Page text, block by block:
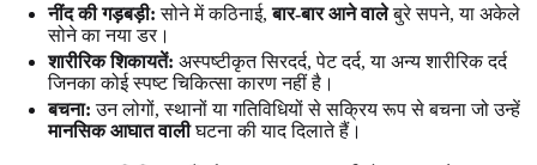
नींद की गड़बड़ी: सोने में कठिनाई,बार-बार आने वालेबुरे सपने, या अकेले
सोने का नया डर।
शारीरिक शिकायतें: अस्पष्टीकृत सिरदर्द, पेट दर्द, या अन्य शारीरिक दर्द
जिनका कोई स्पष्ट चिकित्सा कारण नहीं है।
बचना: उन लोगों, स्थानों या गतिविधियों से सक्रिय रूप से बचना जो उन्हें
मानसिक आघात वालीघटना की याद दिलाते हैं।